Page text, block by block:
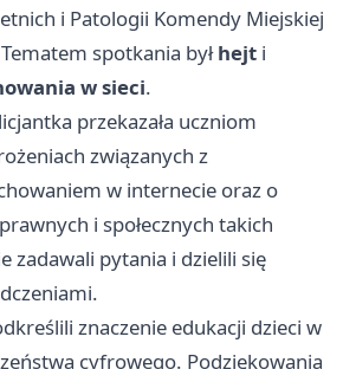
i Patologii Komendy Miejskiej
spotkania byłhejt i
w sieci.
przekazała uczniom
związanych z
w internecie oraz o
i społecznych takich
zadawali pytania i dzielili się
znaczenie edukacji dzieci w
cyfrowego. Podziękowania